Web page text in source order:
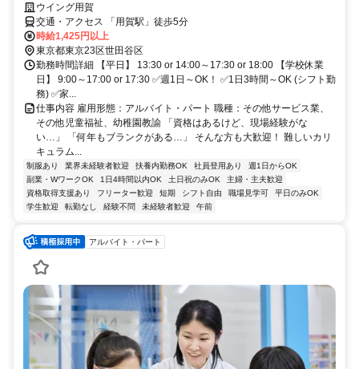
ウイング用賀
交通・アクセス 「用賀駅」徒歩5分
時給1,425円以上
東京都東京23区世田谷区
勤務時間詳細 【平日】 13:30 or 14:00～17:30 or 18:00 【学校休業
日】 9:00～17:00 or 17:30 ✅週1日～OK！ ✅1日3時間～OK (シフト勤
務) ✅家...
仕事内容 雇用形態：アルバイト・パート 職種：その他サービス業、
その他児童福祉、幼稚園教諭 「資格はあるけど、現場経験がな
い…」 「何年もブランクがある…」 そんな方も大歓迎！ 難しいカリ
キュラム...
制服あり 業界未経験者歓迎 扶養内勤務OK 社員登用あり
週1日からOK
副業・WワークOK
1日4時間以内OK 土日祝のみOK
主婦・主夫歓迎
資格取得支援あり
フリーター歓迎 短期 シフト自由 職場見学可
平日のみOK
学生歓迎
転勤なし 経験不問 未経験者歓迎 午前
アルバイト・パート